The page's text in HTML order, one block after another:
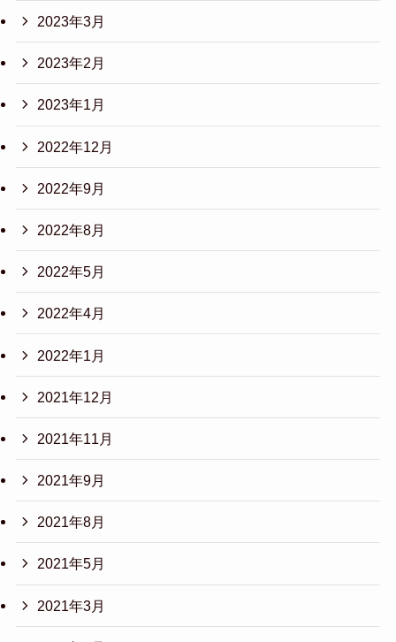
2023年3月
2023年2月
2023年1月
2022年12月
2022年9月
2022年8月
2022年5月
2022年4月
2022年1月
2021年12月
2021年11月
2021年9月
2021年8月
2021年5月
2021年3月